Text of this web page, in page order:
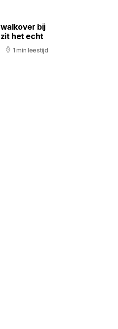
bij
het echt
1 min leestijd